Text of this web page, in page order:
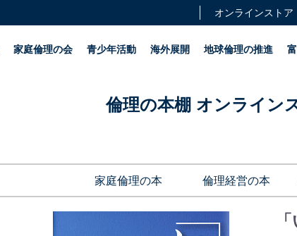
オンラインストア
家庭倫理の会 青少年活動 海外展開 地球倫理の推進
倫理の本棚 オンライン
家庭倫理の本 倫理経営の本